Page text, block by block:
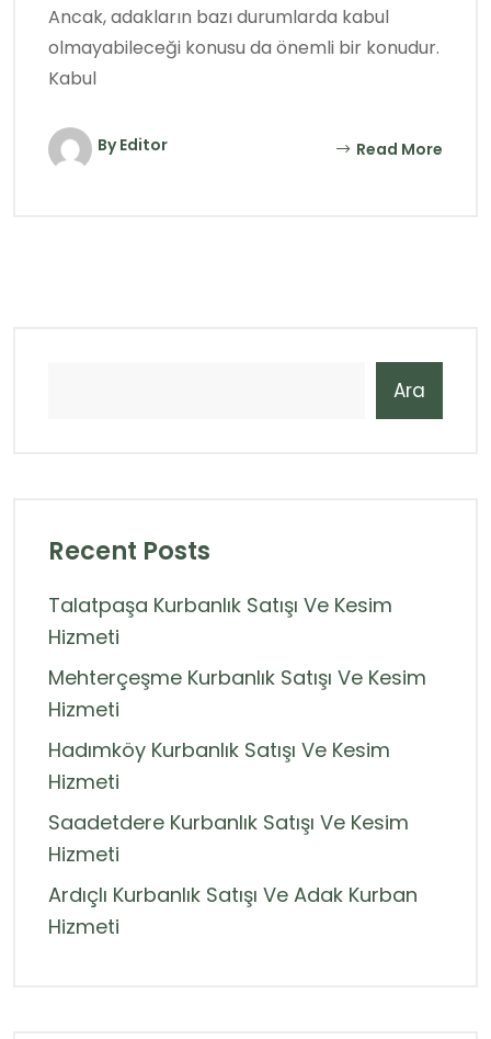
Ancak, adakların bazı durumlarda kabul
olmayabileceği konusu da önemli bir konudur.
Kabul
By Editor Read More
Ara
Recent Posts
Talatpaşa Kurbanlık Satışı Ve Kesim
Hizmeti
Mehterçeşme Kurbanlık Satışı Ve Kesim
Hizmeti
Hadımköy Kurbanlık Satışı Ve Kesim
Hizmeti
Saadetdere Kurbanlık Satışı Ve Kesim
Hizmeti
Ardıçlı Kurbanlık Satışı Ve Adak Kurban
Hizmeti